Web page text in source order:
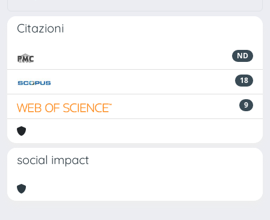
Citazioni
ND
18
9
social impact